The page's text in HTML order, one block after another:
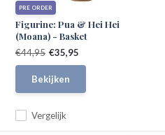
PRE ORDER
Figurine: Pua & Hei Hei
(Moana) - Basket
Vergelijk
€44,95 €35,95
Bekijken